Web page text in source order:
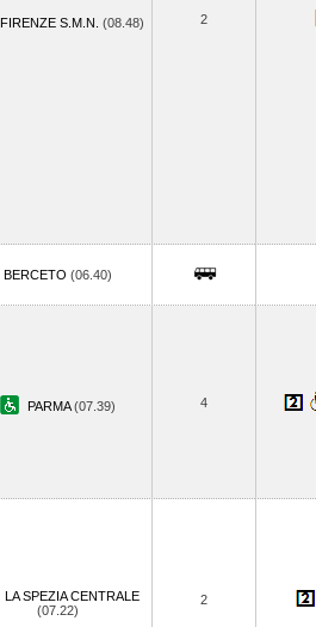
FIRENZE S.M.N. (08.48) 2
BERCETO (06.40)
PARMA(07.39) 4
LA SPEZIA CENTRALE
(07.22)
2